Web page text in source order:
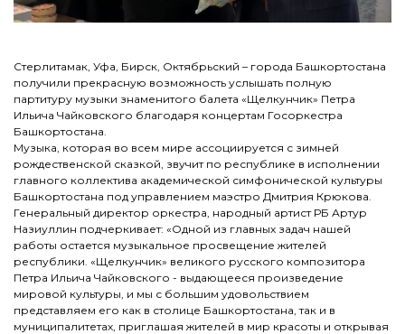
Стерлитамак, Уфа, Бирск, Октябрьский – города Башкортостана
получили прекрасную возможность услышать полную
партитуру музыки знаменитого балета «Щелкунчик» Петра
Ильича Чайковского благодаря концертам Госоркестра
Башкортостана.
Музыка, которая во всем мире ассоциируется с зимней
рождественской сказкой, звучит по республике в исполнении
главного коллектива академической симфонической культуры
Башкортостана под управлением маэстро Дмитрия Крюкова.
Генеральный директор оркестра, народный артист РБ Артур
Назиуллин подчеркивает: «Одной из главных задач нашей
работы остается музыкальное просвещение жителей
республики. «Щелкунчик» великого русского композитора
Петра Ильича Чайковского - выдающееся произведение
мировой культуры, и мы с большим удовольствием
представляем его как в столице Башкортостана, так и в
муниципалитетах, приглашая жителей в мир красоты и открывая